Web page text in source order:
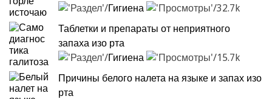
Гигиена
32.7k
Таблетки и препараты от неприятного
запаха изо рта
Гигиена
15.7k
Причины белого налета на языке и запах изо
рта